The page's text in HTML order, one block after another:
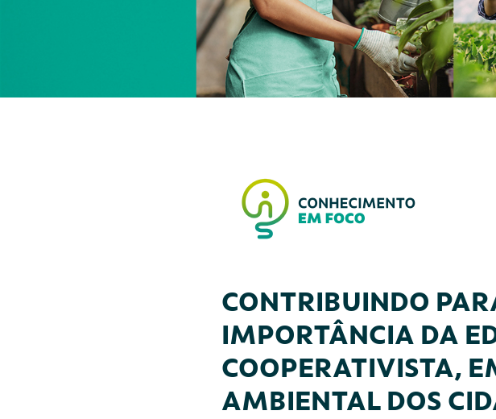
CONTRIBUINDO
IMPORTÂNCIA DA
COOPERATIVISTA,
AMBIENTAL DOS